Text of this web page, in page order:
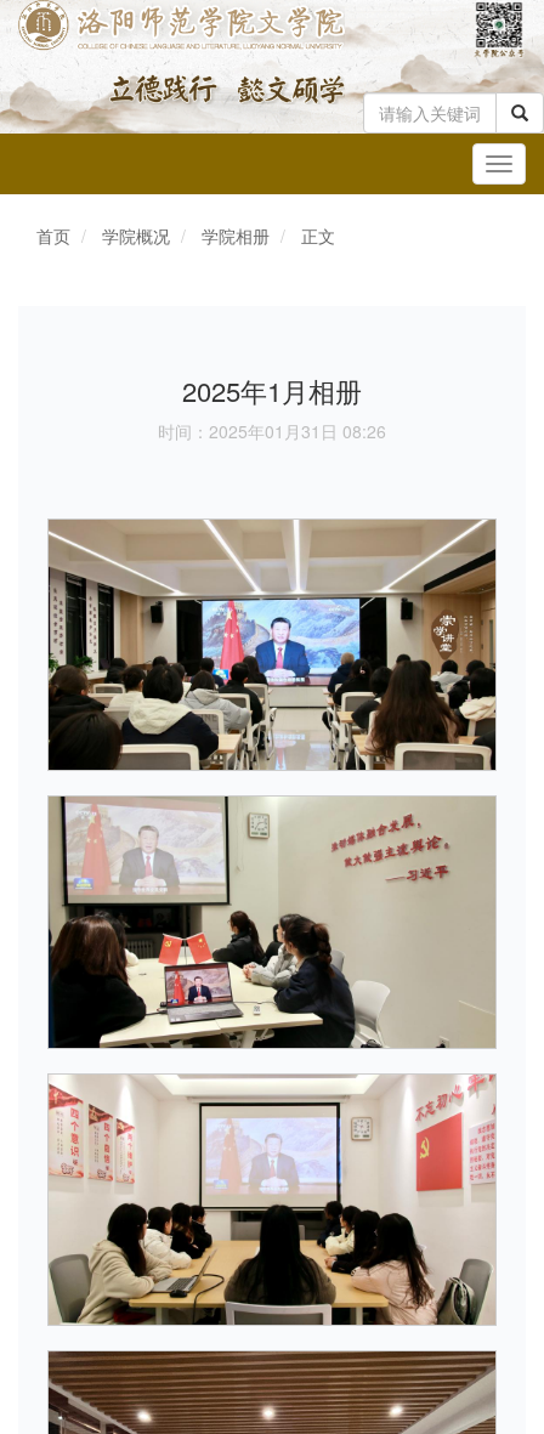
首页
学院概况 学院相册 正文
2025年1月相册
时间：2025年01月31日 08:26